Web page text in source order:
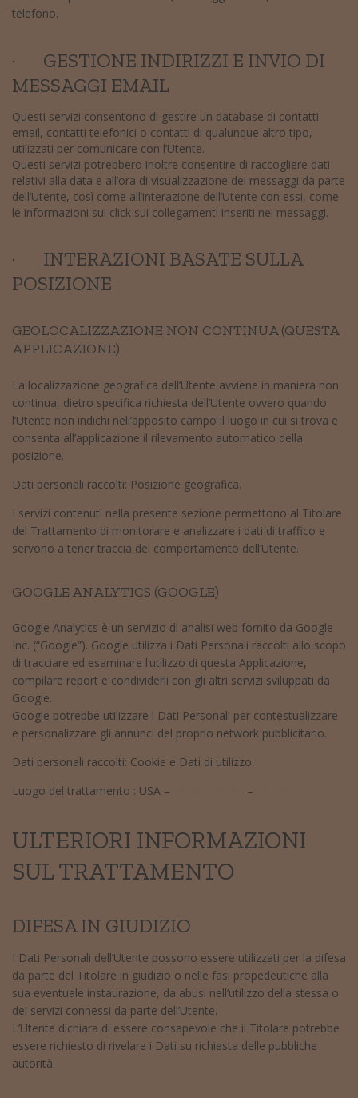
telefono.
· GESTIONE INDIRIZZI E INVIO DI
MESSAGGI EMAIL
Questi servizi consentono di gestire un database di contatti
email, contatti telefonici o contatti di qualunque altro tipo,
utilizzati per comunicare con l’Utente.
Questi servizi potrebbero inoltre consentire di raccogliere dati
relativi alla data e all’ora di visualizzazione dei messaggi da parte
dell’Utente, così come all’interazione dell’Utente con essi, come
le informazioni sui click sui collegamenti inseriti nei messaggi.
· INTERAZIONI BASATE SULLA
POSIZIONE
GEOLOCALIZZAZIONE NON CONTINUA (QUESTA
APPLICAZIONE)
La localizzazione geografica dell’Utente avviene in maniera non
continua, dietro specifica richiesta dell’Utente ovvero quando
l’Utente non indichi nell’apposito campo il luogo in cui si trova e
consenta all’applicazione il rilevamento automatico della
posizione.
Dati personali raccolti: Posizione geografica.
I servizi contenuti nella presente sezione permettono al Titolare
del Trattamento di monitorare e analizzare i dati di traffico e
servono a tener traccia del comportamento dell’Utente.
GOOGLE ANALYTICS (GOOGLE)
Google Analytics è un servizio di analisi web fornito da Google
Inc. (“Google”). Google utilizza i Dati Personali raccolti allo scopo
di tracciare ed esaminare l’utilizzo di questa Applicazione,
compilare report e condividerli con gli altri servizi sviluppati da
Google.
Google potrebbe utilizzare i Dati Personali per contestualizzare
e personalizzare gli annunci del proprio network pubblicitario.
Dati personali raccolti: Cookie e Dati di utilizzo.
Luogo del trattamento : USA –
–
ULTERIORI INFORMAZIONI
SUL TRATTAMENTO
DIFESA IN GIUDIZIO
I Dati Personali dell’Utente possono essere utilizzati per la difesa
da parte del Titolare in giudizio o nelle fasi propedeutiche alla
sua eventuale instaurazione, da abusi nell’utilizzo della stessa o
dei servizi connessi da parte dell’Utente.
L’Utente dichiara di essere consapevole che il Titolare potrebbe
essere richiesto di rivelare i Dati su richiesta delle pubbliche
autorità.